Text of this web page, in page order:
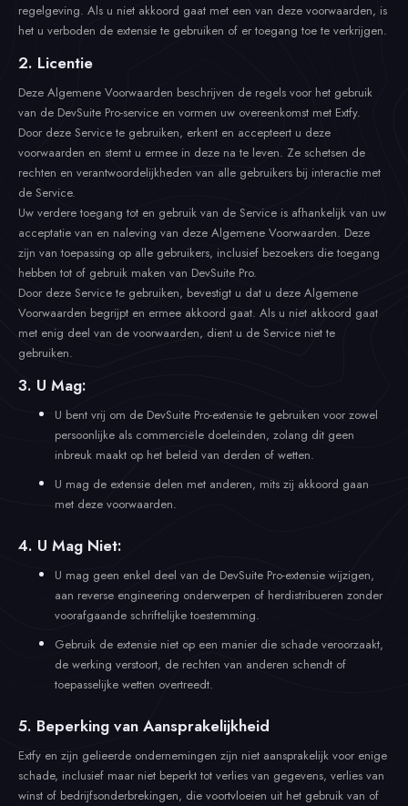
regelgeving. Als u niet akkoord gaat met een van deze voorwaarden, is
het u verboden de extensie te gebruiken of er toegang toe te verkrijgen.
2. Licentie
Deze Algemene Voorwaarden beschrijven de regels voor het gebruik
van de DevSuite Pro-service en vormen uw overeenkomst met Extfy.
Door deze Service te gebruiken, erkent en accepteert u deze
voorwaarden en stemt u ermee in deze na te leven. Ze schetsen de
rechten en verantwoordelijkheden van alle gebruikers bij interactie met
de Service.
Uw verdere toegang tot en gebruik van de Service is afhankelijk van uw
acceptatie van en naleving van deze Algemene Voorwaarden. Deze
zijn van toepassing op alle gebruikers, inclusief bezoekers die toegang
hebben tot of gebruik maken van DevSuite Pro.
Door deze Service te gebruiken, bevestigt u dat u deze Algemene
Voorwaarden begrijpt en ermee akkoord gaat. Als u niet akkoord gaat
met enig deel van de voorwaarden, dient u de Service niet te
gebruiken.
3. U Mag:
U bent vrij om de DevSuite Pro-extensie te gebruiken voor zowel
persoonlijke als commerciële doeleinden, zolang dit geen
inbreuk maakt op het beleid van derden of wetten.
U mag de extensie delen met anderen, mits zij akkoord gaan
met deze voorwaarden.
4. U Mag Niet:
U mag geen enkel deel van de DevSuite Pro-extensie wijzigen,
aan reverse engineering onderwerpen of herdistribueren zonder
voorafgaande schriftelijke toestemming.
Gebruik de extensie niet op een manier die schade veroorzaakt,
de werking verstoort, de rechten van anderen schendt of
toepasselijke wetten overtreedt.
5. Beperking van Aansprakelijkheid
Extfy en zijn gelieerde ondernemingen zijn niet aansprakelijk voor enige
schade, inclusief maar niet beperkt tot verlies van gegevens, verlies van
winst of bedrijfsonderbrekingen, die voortvloeien uit het gebruik van of